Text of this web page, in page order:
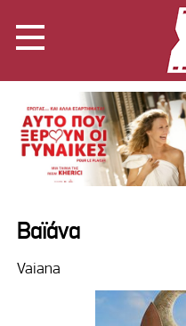
Βαϊάνα
Vaiana